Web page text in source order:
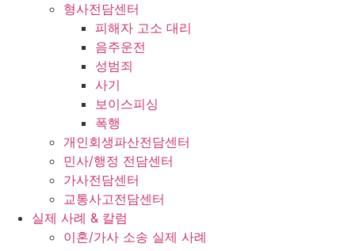
형사전담센터
피해자 고소 대리
음주운전
성범죄
사기
보이스피싱
폭행
개인회생파산전담센터
민사/행정 전담센터
가사전담센터
교통사고전담센터
실제 사례 & 칼럼
이혼/가사 소송 실제 사례